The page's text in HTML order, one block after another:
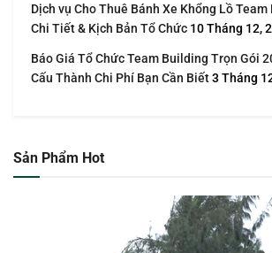
Dịch vụ Cho Thuê Bánh Xe Khổng Lồ
Chi Tiết & Kịch Bản Tổ Chức 10 Tháng 12,
Báo Giá Tổ Chức Team Building Trọn Gói
Cấu Thành Chi Phí Bạn Cần Biết3 Tháng
Sản Phẩm Hot